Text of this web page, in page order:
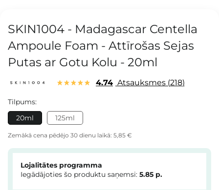
SKIN1004 - Madagascar Centella
Ampoule Foam - Attīrošas Sejas
Putas ar Gotu Kolu - 20ml
4.74 Atsauksmes 218
Tilpums:
20ml
125ml
Zemākā cena pēdējo 30 dienu laikā: 5,85 €
Lojalitātes programma
Iegādājoties šo produktu saņemsi: 5.85 p.